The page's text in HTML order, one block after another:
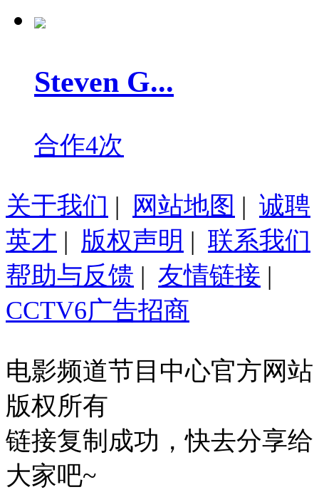
Steven G...
合作4次
关于我们 | 网站地图 | 诚聘
英才 | 版权声明 | 联系我们
帮助与反馈 | 友情链接 |
CCTV6广告招商
电影频道节目中心官方网站
版权所有
链接复制成功，快去分享给
大家吧~